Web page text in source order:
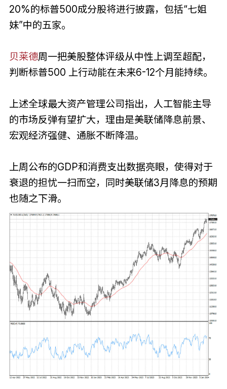
20%的标普500成分股将进行披露，包括“七姐
妹”中的五家。
贝莱德周一把美股整体评级从中性上调至超配，
判断标普500 上行动能在未来6-12个月能持续。
上述全球最大资产管理公司指出，人工智能主导
的市场反弹有望扩大，理由是美联储降息前景、
宏观经济强健、通胀不断降温。
上周公布的GDP和消费支出数据亮眼，使得对于
衰退的担忧一扫而空，同时美联储3月降息的预期
也随之下滑。